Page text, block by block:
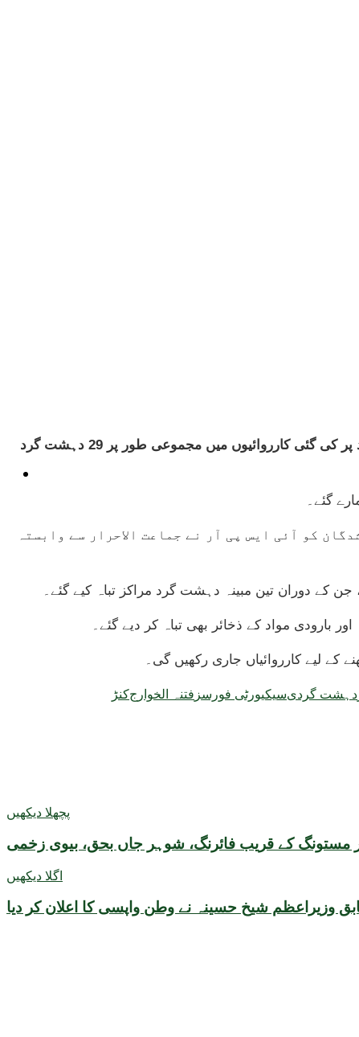
پاک فوج کے شعبۂ تعلقات عامہ (آئی ایس پی آر) کے مطابق پاکستان اور افغانستان کی سرحدی علاقوں میں انٹیلی جنس کی بنیاد پر کی گئی کارروائیوں میں مجموعی طور پر 29 دہشت گرد
کو آئی ایس پی آر نے جماعت الاحرار سے وابستہ
جن کے دوران تین مبینہ دہشت گرد مراکز تباہ کیے گئے۔
لیے کارروائیاں جاری رکھیں گی۔
دہشت گردیسیکیورٹی فورسز فتنہ الخوارجکنڑ
پچھلا دیکھیں
مستونگ کے قریب فائرنگ، شوہر جاں بحق، بیوی زخمی
اگلا دیکھیں
وزیراعظم شیخ حسینہ نے وطن واپسی کا اعلان کر دیا